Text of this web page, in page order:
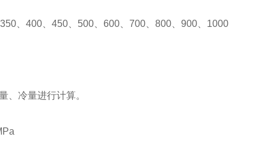
、400、450、500、600、700、800、900、1000
、冷量进行计算。